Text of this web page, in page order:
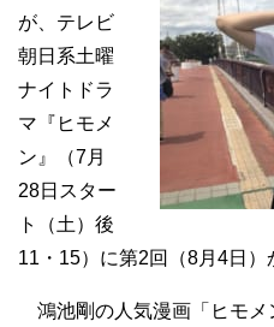
が、テレビ
朝日系土曜
ナイトドラ
マ『ヒモメ
ン』（7月
28日スター
ト（土）後
11・15）に第2回（8月4日）
鴻池剛の人気漫画「ヒモメ